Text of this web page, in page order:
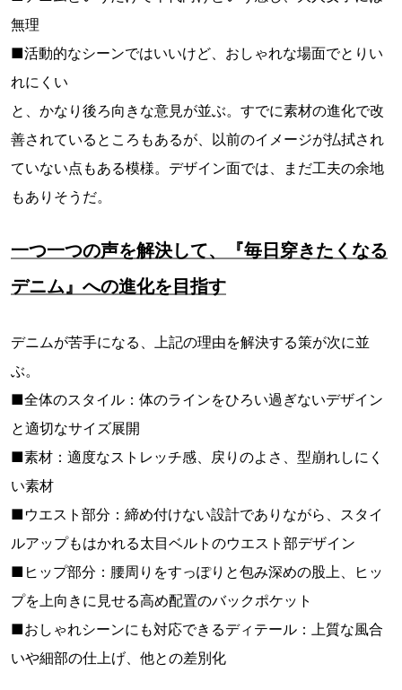
無理
■活動的なシーンではいいけど、おしゃれな場面でとりい
れにくい
と、かなり後ろ向きな意見が並ぶ。すでに素材の進化で改
善されているところもあるが、以前のイメージが払拭され
ていない点もある模様。デザイン面では、まだ工夫の余地
もありそうだ。
一つ一つの声を解決して、『毎日穿きたくなる
デニム』への進化を目指す
デニムが苦手になる、上記の理由を解決する策が次に並
ぶ。
■全体のスタイル：体のラインをひろい過ぎないデザイン
と適切なサイズ展開
■素材：適度なストレッチ感、戻りのよさ、型崩れしにく
い素材
■ウエスト部分：締め付けない設計でありながら、スタイ
ルアップもはかれる太目ベルトのウエスト部デザイン
■ヒップ部分：腰周りをすっぽりと包み深めの股上、ヒッ
プを上向きに見せる高め配置のバックポケット
■おしゃれシーンにも対応できるディテール：上質な風合
いや細部の仕上げ、他との差別化